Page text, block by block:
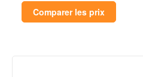
Comparer les prix